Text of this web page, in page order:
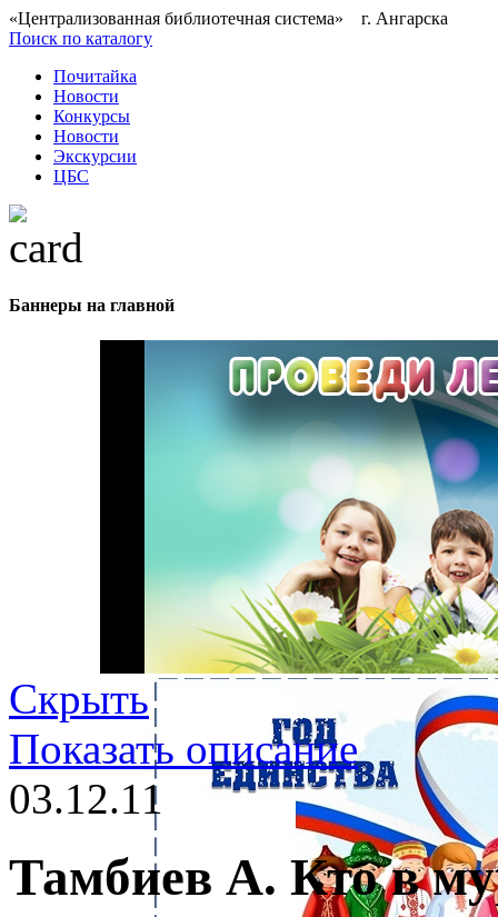
«Централизованная библиотечная система» г. Ангарска
Поиск по каталогу
Почитайка
Новости
Конкурсы
Новости
Экскурсии
ЦБС
Баннеры на главной
Скрыть
Показать описание
03.12.11
Тамбиев А. Кто в